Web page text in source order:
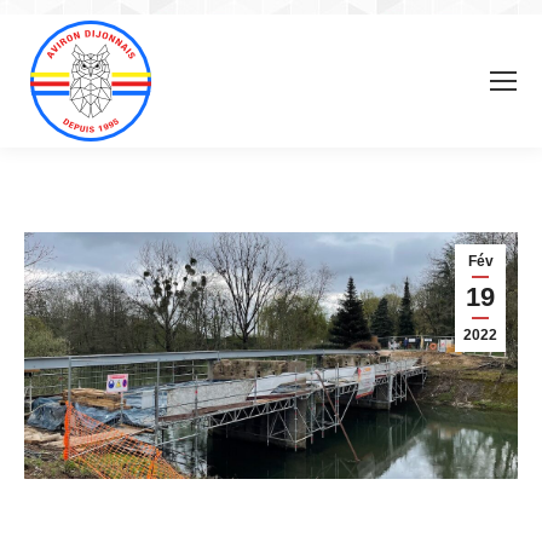
Fév
19
2022